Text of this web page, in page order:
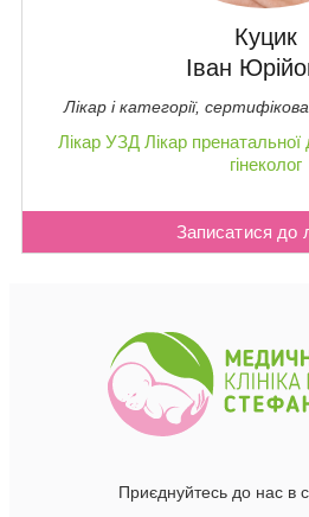
Куцик
Іван
Лікар і категорії,
Лікар УЗД Лікар пренатальної
гінеколог
Записатися до
Приєднуйтесь до нас в